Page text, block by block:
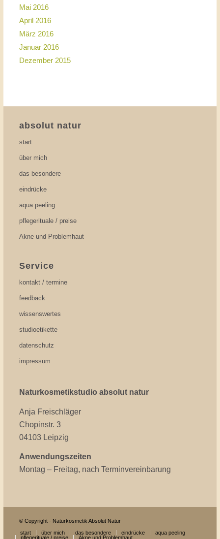
Mai 2016
April 2016
März 2016
Januar 2016
Dezember 2015
absolut natur
start
über mich
das besondere
eindrücke
aqua peeling
pflegerituale / preise
Akne und Problemhaut
Service
kontakt / termine
feedback
wissenswertes
studioetikette
datenschutz
impressum
Naturkosmetikstudio absolut natur
Anja Freischläger
Chopinstr. 3
04103 Leipzig
Anwendungszeiten
Montag – Freitag, nach Terminvereinbarung
© Copyright - Naturkosmetik Absolut Natur
start
über mich das besondere eindrücke
aqua peeling
pflegerituale / preise
Akne und Problemhaut